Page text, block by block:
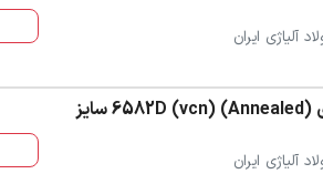
میلگرد آلیاژی (Annealed) (vcn) 6582D سایز